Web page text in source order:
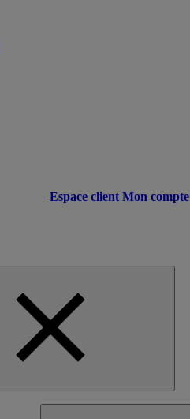
Espace client Mon compte